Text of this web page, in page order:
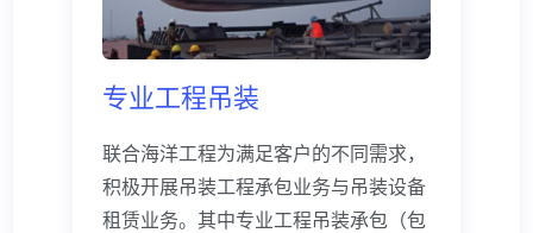
专业工程吊装
联合海洋工程为满足客户的不同需求，
积极开展吊装工程承包业务与吊装设备
租赁业务。其中专业工程吊装承包（包